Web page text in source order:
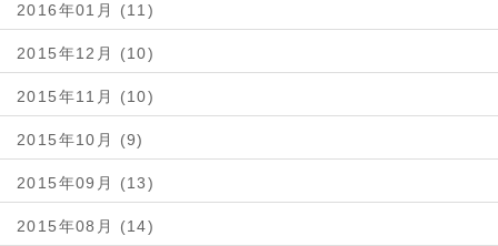
2016年01月 (11)
2015年12月 (10)
2015年11月 (10)
2015年10月 (9)
2015年09月 (13)
2015年08月 (14)